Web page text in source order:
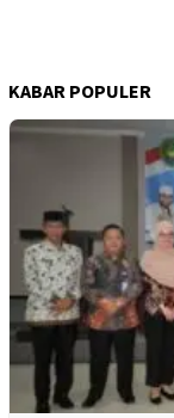
KABAR POPULER